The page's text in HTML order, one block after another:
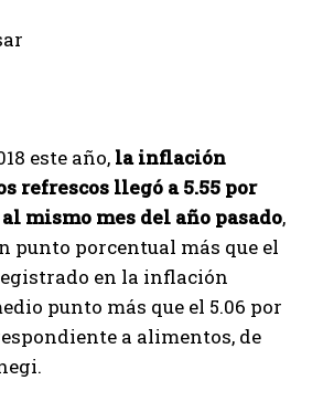
este año, la inflación
refrescos llegó a 5.55 por
mismo mes del año pasado,
punto porcentual más que el
en la inflación
punto más que el 5.06 por
a alimentos, de